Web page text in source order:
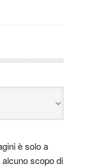
è solo a
scopo di